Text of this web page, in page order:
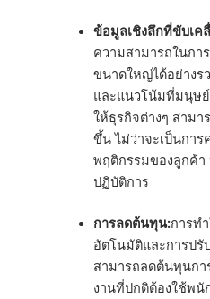
ข้อมูลเชิงลึกที่ขับเค
ความสามารถในกา
ขนาดใหญ่ได้อย่างร
และแนวโน้มที่มนุษ
ให้ธุรกิจต่างๆ สาม
ขึ้น ไม่ว่าจะเป็นกา
พฤติกรรมของลูกค้า
ปฏิบัติการ
การลดต้นทุน:การท
อัตโนมัติและการปรั
สามารถลดต้นทุนกา
งานที่ปกติต้องใช้พนั